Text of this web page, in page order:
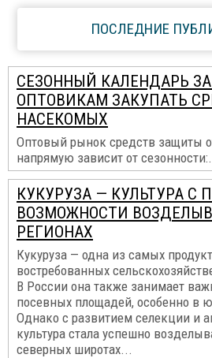
ПОСЛЕДНИЕ
СЕЗОННЫЙ КАЛЕНДАРЬ
ОПТОВИКАМ ЗАКУПАТЬ
НАСЕКОМЫХ
Оптовый рынок средств защиты
напрямую зависит от
КУКУРУЗА — КУЛЬТУРА С
ВОЗМОЖНОСТИ
РЕГИОНАХ
Кукуруза — одна из самых
востребованных
В России она также занимает
посевных площадей, особенно в
Однако с развитием селекции и
культура стала успешно
северных широтах...